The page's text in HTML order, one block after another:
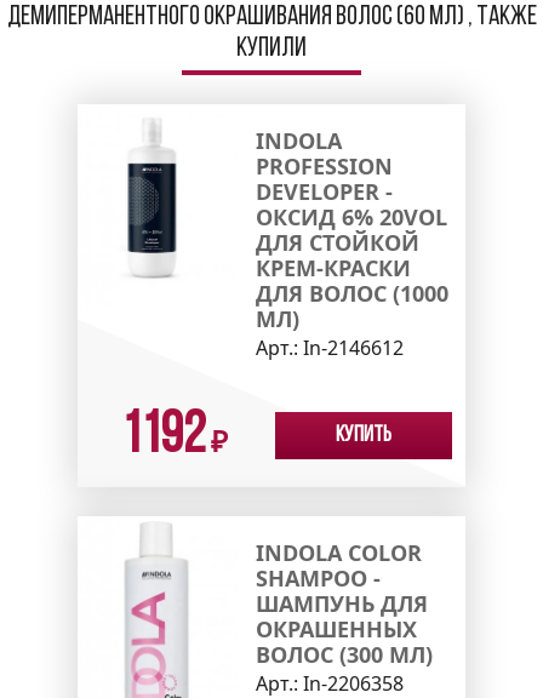
демиперманентного окрашивания волос (60 мл) , также
купили
INDOLA
PROFESSION
DEVELOPER -
ОКСИД 6% 20VOL
ДЛЯ СТОЙКОЙ
КРЕМ-КРАСКИ
ДЛЯ ВОЛОС (1000
МЛ)
Арт.: In-2146612
1192₽ Купить
INDOLA COLOR
SHAMPOO -
ШАМПУНЬ ДЛЯ
ОКРАШЕННЫХ
ВОЛОС (300 МЛ)
Арт.: In-2206358